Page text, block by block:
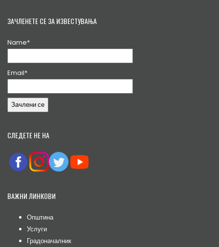
ЗАЧЛЕНЕТЕ СЕ ЗА ИЗВЕСТУВАЊА
Name*
Email*
СЛЕДЕТЕ НЕ НА
ВАЖНИ ЛИНКОВИ
Општина
Услуги
Градоначалник